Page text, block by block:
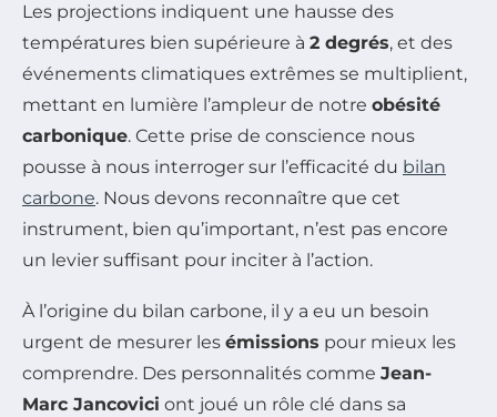
Les projections indiquent une hausse des
températures bien supérieure à 2 degrés, et des
événements climatiques extrêmes se multiplient,
mettant en lumière l’ampleur de notre obésité
carbonique. Cette prise de conscience nous
pousse à nous interroger sur l’efficacité du bilan
carbone. Nous devons reconnaître que cet
instrument, bien qu’important, n’est pas encore
un levier suffisant pour inciter à l’action.
À l’origine du bilan carbone, il y a eu un besoin
urgent de mesurer les émissions pour mieux les
comprendre. Des personnalités comme Jean-
Marc Jancovici ont joué un rôle clé dans sa